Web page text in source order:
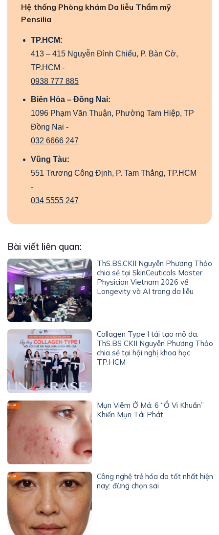
Hệ thống Phòng khám Da liễu Thẩm mỹ
Pensilia
TP.HCM:
413 – 415 Nguyễn Đình Chiểu, P. Bàn Cờ,
TP.HCM -
0938 777 885
Biên Hòa – Đồng Nai:
1096 Phạm Văn Thuận, Phường Tam Hiệp, TP
Đồng Nai -
032 6666 247
Vũng Tàu:
551 Trương Công Định, P. Tam Thắng, TP.HCM
-
034 5555 247
Bài viết liên quan:
ThS.BS.CKII Nguyễn Phương Thảo
chia sẻ tại SkinCeuticals Master
Physician Vietnam 2026 về
Longevity và AI trong da liễu
Collagen Type I tái tạo mô da:
ThS.BS CKII Nguyễn Phương Thảo
chia sẻ tại hội nghị khoa học
TP.HCM
Mụn Viêm Ở Má: 6 “Ổ Vi Khuẩn”
Khiến Mụn Tái Phát
Công nghệ trẻ hóa da tốt nhất hiện
nay: đừng chọn sai